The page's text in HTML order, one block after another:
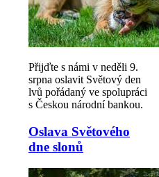
Přijďte s námi v neděli 9.
srpna oslavit Světový den
lvů pořádaný ve spolupráci
s Českou národní bankou.
Oslava Světového
dne slonů